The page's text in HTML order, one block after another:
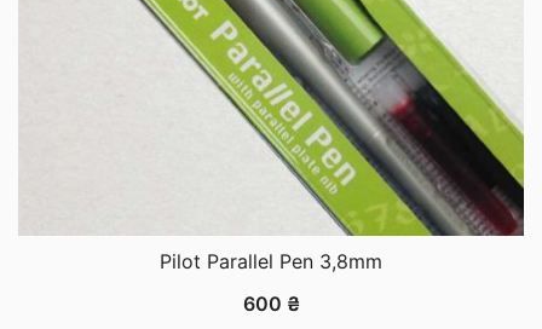
Pilot Parallel Pen 3,8mm
600 ₴